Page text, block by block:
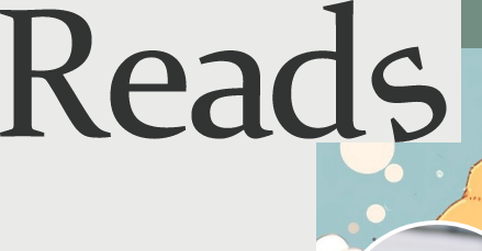
Reads - 読書のSNS＆記録アプリ